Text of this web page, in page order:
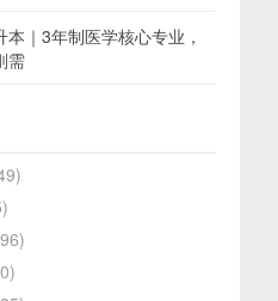
｜3年制医学核心专业，
需